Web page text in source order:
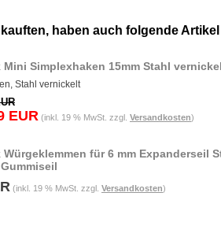
haben auch folgende Artikel
Mini Simplexhaken 15mm Stahl
Stahl vernickelt
EUR (inkl. 19 % MwSt. zzgl. Versandkosten)
Würgeklemmen für 6 mm Expanderseil
(inkl. 19 % MwSt. zzgl. Versandkosten)